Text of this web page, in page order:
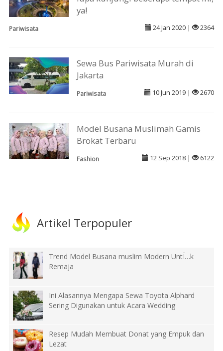
ya!
Pariwisata 24 Jan 2020 | 2364
Sewa Bus Pariwisata Murah di
Jakarta
Pariwisata 10 Jun 2019 | 2670
Model Busana Muslimah Gamis
Brokat Terbaru
Fashion 12 Sep 2018 | 6122
Artikel Terpopuler
Trend Model Busana muslim Modern UntÏ…k
Remaja
Ini Alasannya Mengapa Sewa Toyota Alphard
Sering Digunakan untuk Acara Wedding
Resep Mudah Membuat Donat yang Empuk dan
Lezat